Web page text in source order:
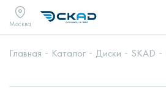
Москва
Главная Каталог Диски SKAD